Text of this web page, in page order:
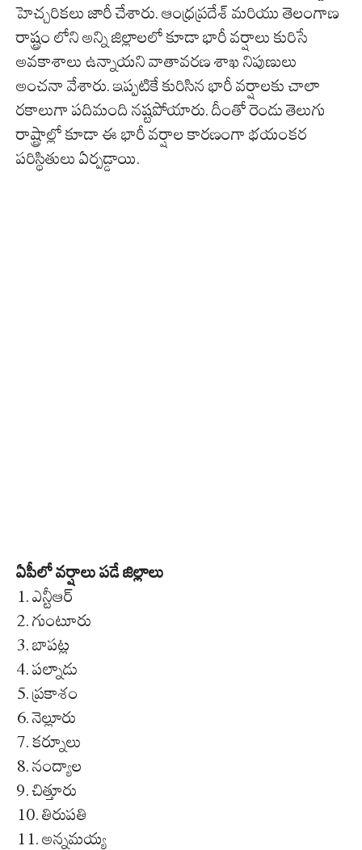
హెచ్చరికలు జారీ చేశారు. ఆంధ్రప్రదేశ్ మరియు తెలంగాణ
రాష్ట్రం లోని అన్ని జిల్లాలలో కూడా భారీ వర్షాలు కురిసే
అవకాశాలు ఉన్నాయని వాతావరణ శాఖ నిపుణులు
అంచనా వేశారు. ఇప్పటికే కురిసిన భారీ వర్షాలకు చాలా
రకాలుగా పదిమంది నష్టపోయారు. దీంతో రెండు తెలుగు
రాష్ట్రాల్లో కూడా ఈ భారీ వర్షాల కారణంగా భయంకర
పరిస్థితులు ఏర్పడ్డాయి.
ఏపీలో వర్షాలు పడే జిల్లాలు
1. ఎన్టీఆర్
2. గుంటూరు
3. బాపట్ల
4. పల్నాడు
5. ప్రకాశం
6. నెల్లూరు
7. కర్నూలు
8. నంద్యాల
9. చిత్తూరు
10. తిరుపతి
11. అన్నమయ్య